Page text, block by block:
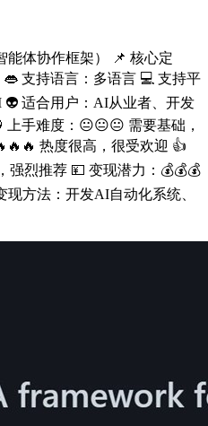
能体协作框架） 📌 核心定
支持语言：多语言 💻 支持平
👽 适合用户：AI从业者、开发
手难度：😐😐😐 需要基础，
热度很高，很受欢迎 👍
强烈推荐 💴 变现潜力：💰💰💰
现方法：开发AI自动化系统、